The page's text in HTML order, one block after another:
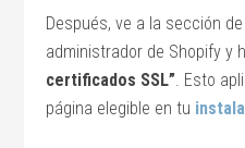
Después, ve a la sección
administrador de Shopify y
certificados SSL”. Esto
página elegible en tu